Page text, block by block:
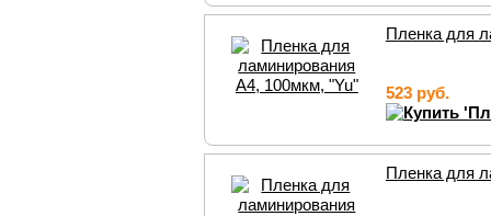
Пленка для
523 руб.
Пленка для